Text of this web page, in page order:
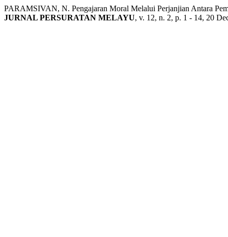
PARAMSIVAN, N. Pengajaran Moral Melalui Perjanjian Antara
JURNAL PERSURATAN MELAYU, v. 12, n. 2, p. 1 - 14, 20